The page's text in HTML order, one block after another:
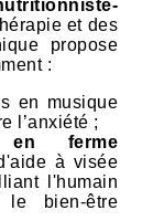
et des
propose
:
en musique
l’anxiété ;
en ferme
à visée
l'humain
le bien-être